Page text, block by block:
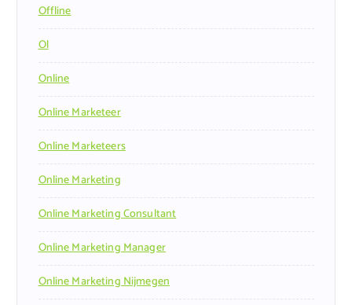
Offline
Ol
Online
Online Marketeer
Online Marketeers
Online Marketing
Online Marketing Consultant
Online Marketing Manager
Online Marketing Nijmegen